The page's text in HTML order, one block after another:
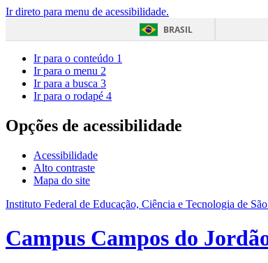
Ir direto para menu de acessibilidade.
BRASIL
Ir para o conteúdo 1
Ir para o menu 2
Ir para a busca 3
Ir para o rodapé 4
Opções de acessibilidade
Acessibilidade
Alto contraste
Mapa do site
Instituto Federal de Educação, Ciência e Tecnologia de
Campus Campos do